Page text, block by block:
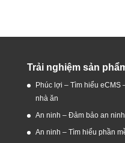
Trải nghiệm sản
Phúc lợi – Tìm hiểu eCMS
nhà ăn
An ninh – Đảm bảo an
An ninh – Tìm hiểu phần